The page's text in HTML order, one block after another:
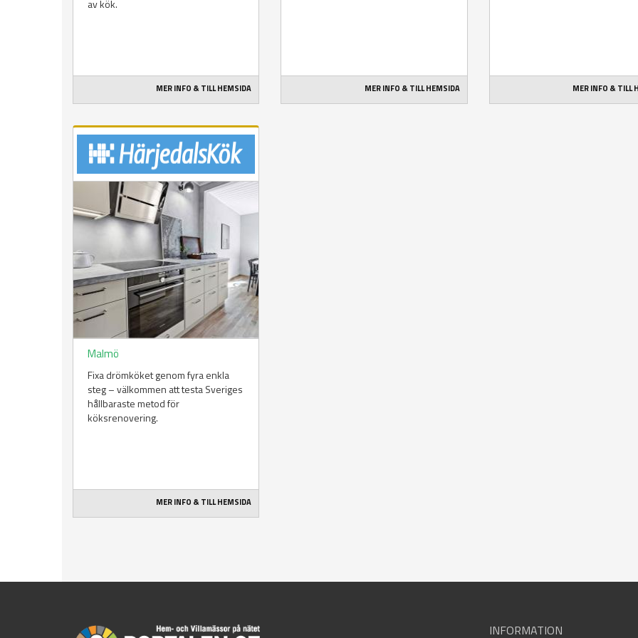
av kök.
MER INFO & TILL HEMSIDA MER INFO & TILL HEMSIDA MER INFO & TILL
Malmö
Fixa drömköket genom fyra enkla
steg – välkommen att testa Sveriges
hållbaraste metod för
köksrenovering.
MER INFO & TILL HEMSIDA
INFORMATION